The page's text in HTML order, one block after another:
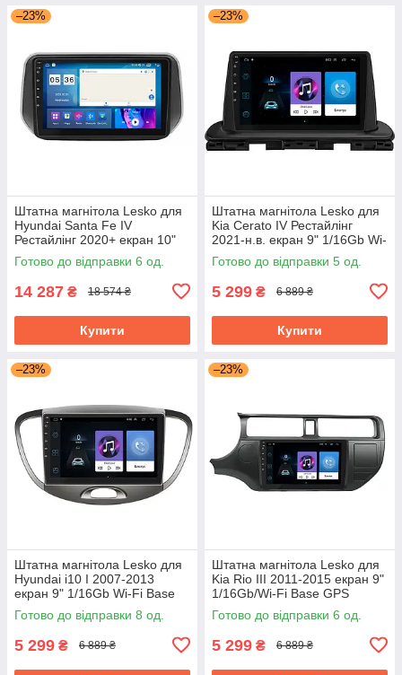
–23%
Штатна магнітола Lesko для
Hyundai Santa Fe IV
Рестайлінг 2020+ екран 10"
4/64Gb CarPlay 4G Wi-Fi GPS
Prime
Готово до відправки 6 од.
14 287 ₴ 18 574 ₴
Купити
–23%
Штатна магнітола Lesko для
Kia Cerato IV Рестайлінг
2021-н.в. екран 9" 1/16Gb Wi-
Fi GPS Base
Готово до відправки 5 од.
5 299 ₴ 6 889 ₴
Купити
–23%
Штатна магнітола Lesko для
Hyundai i10 I 2007-2013
екран 9" 1/16Gb Wi-Fi Base
Хюндай Android
Готово до відправки 8 од.
5 299 ₴ 6 889 ₴
–23%
Штатна магнітола Lesko для
Kia Rio III 2011-2015 екран 9"
1/16Gb/Wi-Fi Base GPS
Android кіа
Готово до відправки 6 од.
5 299 ₴ 6 889 ₴